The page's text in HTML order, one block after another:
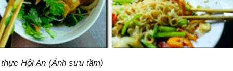
Hội An (Ảnh sưu tầm)